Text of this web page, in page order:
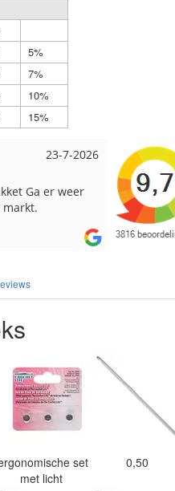
5%
7%
10%
15%
17-7-2026
en breinaalden
service.
Loes uit
Snelle
set
met licht
0,50